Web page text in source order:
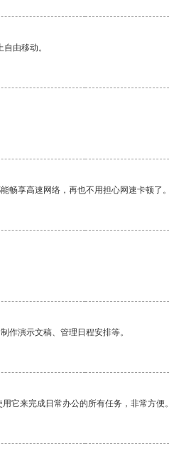
由移动。
畅享高速网络，再也不用担心网速卡顿了。
作演示文稿、管理日程安排等。
它来完成日常办公的所有任务，非常方便。